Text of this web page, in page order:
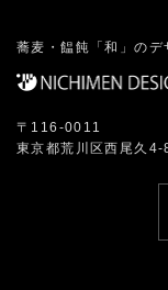
蕎麦・饂飩「和」のデ
〒116-0011
東京都荒川区西尾久